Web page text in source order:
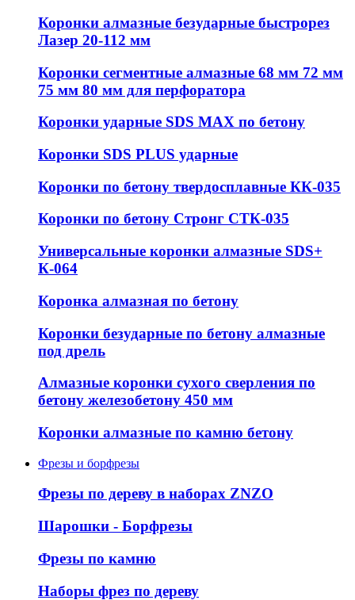
Коронки алмазные безударные быстрорез
Лазер 20-112 мм
Коронки сегментные алмазные 68 мм 72 мм
75 мм 80 мм для перфоратора
Коронки ударные SDS MAX по бетону
Коронки SDS PLUS ударные
Коронки по бетону твердосплавные КК-035
Коронки по бетону Стронг СТК-035
Универсальные коронки алмазные SDS+
К-064
Коронка алмазная по бетону
Коронки безударные по бетону алмазные
под дрель
Алмазные коронки сухого сверления по
бетону железобетону 450 мм
Коронки алмазные по камню бетону
Фрезы и борфрезы
Фрезы по дереву в наборах ZNZO
Шарошки - Борфрезы
Фрезы по камню
Наборы фрез по дереву